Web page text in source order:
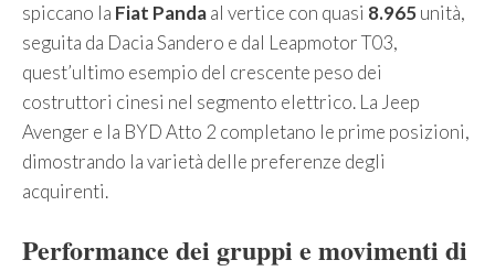
spiccano la Fiat Pandaal vertice con quasi 8.965unità,
seguita da Dacia Sandero e dal Leapmotor T03,
quest’ultimo esempio del crescente peso dei
costruttori cinesi nel segmento elettrico. La Jeep
Avenger e la BYD Atto 2 completano le prime posizioni,
dimostrando la varietà delle preferenze degli
acquirenti.
Performance dei gruppi e movimenti di